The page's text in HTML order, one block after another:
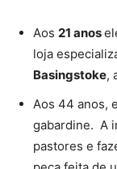
Aos 21 anos
loja
Basingstoke,
Aos 44 anos,
gabardine. A
pastores e